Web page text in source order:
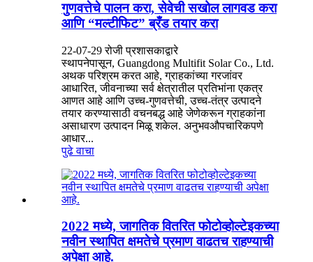
गुणवत्तेचे पालन करा, सेवेची सखोल लागवड करा
आणि “मल्टीफिट” ब्रँड तयार करा
22-07-29 रोजी प्रशासकाद्वारे
स्थापनेपासून, Guangdong Multifit Solar Co., Ltd.
अथक परिश्रम करत आहे, ग्राहकांच्या गरजांवर
आधारित, जीवनाच्या सर्व क्षेत्रातील प्रतिभांना एकत्र
आणत आहे आणि उच्च-गुणवत्तेची, उच्च-तंत्र उत्पादने
तयार करण्यासाठी वचनबद्ध आहे जेणेकरून ग्राहकांना
असाधारण उत्पादन मिळू शकेल. अनुभवऔपचारिकपणे
आधार...
पुढे वाचा
2022 मध्ये, जागतिक वितरित फोटोव्होल्टेइकच्या
नवीन स्थापित क्षमतेचे प्रमाण वाढतच राहण्याची
अपेक्षा आहे.